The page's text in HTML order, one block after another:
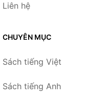
Liên hệ
CHUYÊN MỤC
Sách tiếng Việt
Sách tiếng Anh